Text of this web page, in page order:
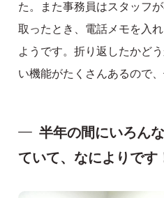
た。また事務員はスタッフ
取ったとき、電話メモを入
ようです。折り返したかど
い機能がたくさんあるので
半年の間にいろん
ていて、なによりです